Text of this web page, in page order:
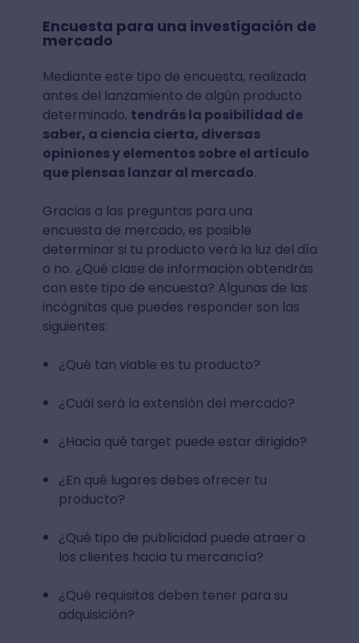
Encuesta para una investigación de
mercado
Mediante este tipo de encuesta, realizada
antes del lanzamiento de algún producto
determinado, tendrás la posibilidad de
saber, a ciencia cierta, diversas
opiniones y elementos sobre el artículo
que piensas lanzar al mercado.
Gracias a las preguntas para una
encuesta de mercado, es posible
determinar si tu producto verá la luz del día
o no. ¿Qué clase de información obtendrás
con este tipo de encuesta? Algunas de las
incógnitas que puedes responder son las
siguientes:
¿Qué tan viable es tu producto?
¿Cuál será la extensión del mercado?
¿Hacia qué target puede estar dirigido?
¿En qué lugares debes ofrecer tu
producto?
¿Qué tipo de publicidad puede atraer a
los clientes hacia tu mercancía?
¿Qué requisitos deben tener para su
adquisición?